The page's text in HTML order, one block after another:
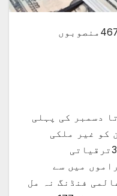
غیر ملکی فنڈنگ سے شروع 467منصوبوں
دسمبر کی پہلی
کو غیر ملکی
فنڈنگ سے شروع کئے گئے322ترقیاتی
میں سے
عالمی فنڈنگ نہ مل